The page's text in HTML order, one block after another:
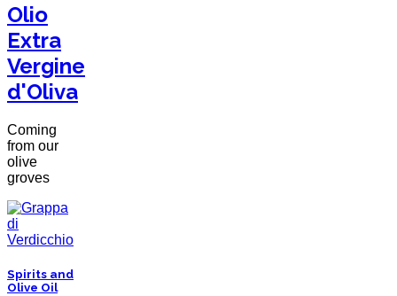
Olio
Extra
Vergine
d'Oliva
Coming
from our
olive
groves
Spirits and
Olive Oil